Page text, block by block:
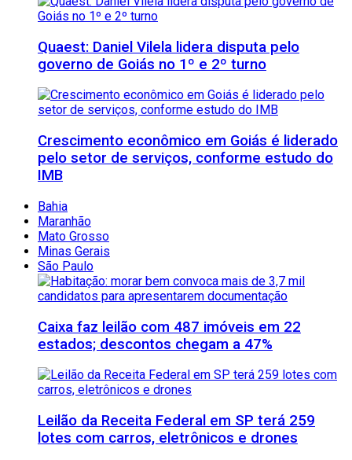
Quaest: Daniel Vilela lidera disputa pelo
governo de Goiás no 1º e 2º turno
Crescimento econômico em Goiás é liderado
pelo setor de serviços, conforme estudo do
IMB
Bahia
Maranhão
Mato Grosso
Minas Gerais
São Paulo
Caixa faz leilão com 487 imóveis em 22
estados; descontos chegam a 47%
Leilão da Receita Federal em SP terá 259
lotes com carros, eletrônicos e drones